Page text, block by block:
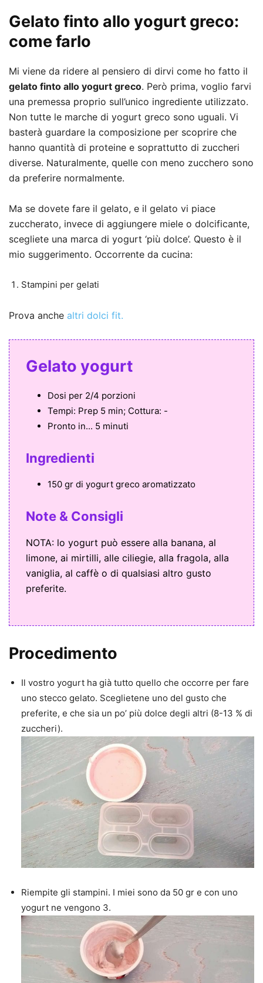
Gelato finto allo yogurt greco:
come farlo
Mi viene da ridere al pensiero di dirvi come ho fatto il
gelato finto allo yogurt greco. Però prima, voglio farvi
una premessa proprio sull’unico ingrediente utilizzato.
Non tutte le marche di yogurt greco sono uguali. Vi
basterà guardare la composizione per scoprire che
hanno quantità di proteine e soprattutto di zuccheri
diverse. Naturalmente, quelle con meno zucchero sono
da preferire normalmente.
Ma se dovete fare il gelato, e il gelato vi piace
zuccherato, invece di aggiungere miele o dolcificante,
scegliete una marca di yogurt ‘più dolce’. Questo è il
mio suggerimento. Occorrente da cucina:
Stampini per gelati
Prova anche altri dolci fit.
Gelato yogurt
Dosi per 2/4 porzioni
Tempi: Prep 5 min; Cottura: -
Pronto in... 5 minuti
Ingredienti
150 gr di yogurt greco aromatizzato
Note & Consigli
NOTA: lo yogurt può essere alla banana, al
limone, ai mirtilli, alle ciliegie, alla fragola, alla
vaniglia, al caffè o di qualsiasi altro gusto
preferite.
Procedimento
Il vostro yogurt ha già tutto quello che occorre per fare
uno stecco gelato. Sceglietene uno del gusto che
preferite, e che sia un po’ più dolce degli altri (8-13 % di
zuccheri).
Riempite gli stampini. I miei sono da 50 gr e con uno
yogurt ne vengono 3.